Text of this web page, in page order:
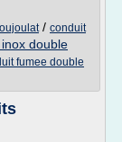
/ conduit
double
fumee double